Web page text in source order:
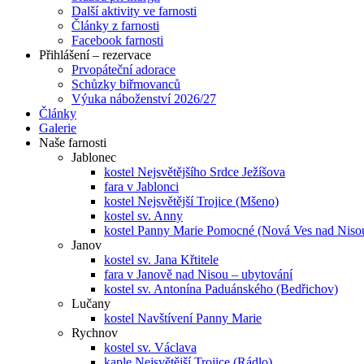
Další aktivity ve farnosti
Články z farnosti
Facebook farnosti
Přihlášení – rezervace
Prvopáteční adorace
Schůzky biřmovanců
Výuka náboženství 2026/27
Články
Galerie
Naše farnosti
Jablonec
kostel Nejsvětějšího Srdce Ježíšova
fara v Jablonci
kostel Nejsvětější Trojice (Mšeno)
kostel sv. Anny
kostel Panny Marie Pomocné (Nová Ves nad
Janov
kostel sv. Jana Křtitele
fara v Janově nad Nisou – ubytování
kostel sv. Antonína Paduánského (Bedřichov)
Lučany
kostel Navštívení Panny Marie
Rychnov
kostel sv. Václava